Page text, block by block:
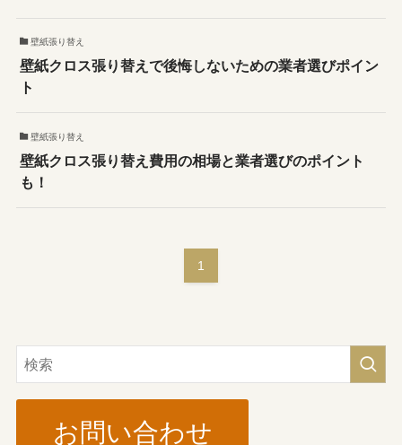
壁紙張り替え
壁紙クロス張り替えで後悔しないための業者選びポイン
ト
壁紙張り替え
壁紙クロス張り替え費用の相場と業者選びのポイント
も！
1
お問い合わせ